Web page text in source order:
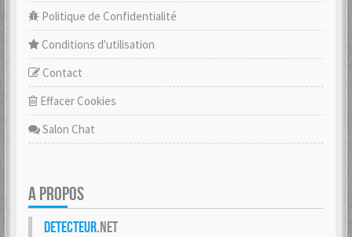
Politique de Confidentialité
Conditions d'utilisation
Contact
Effacer Cookies
Salon Chat
A PROPOS
Detecteur.net